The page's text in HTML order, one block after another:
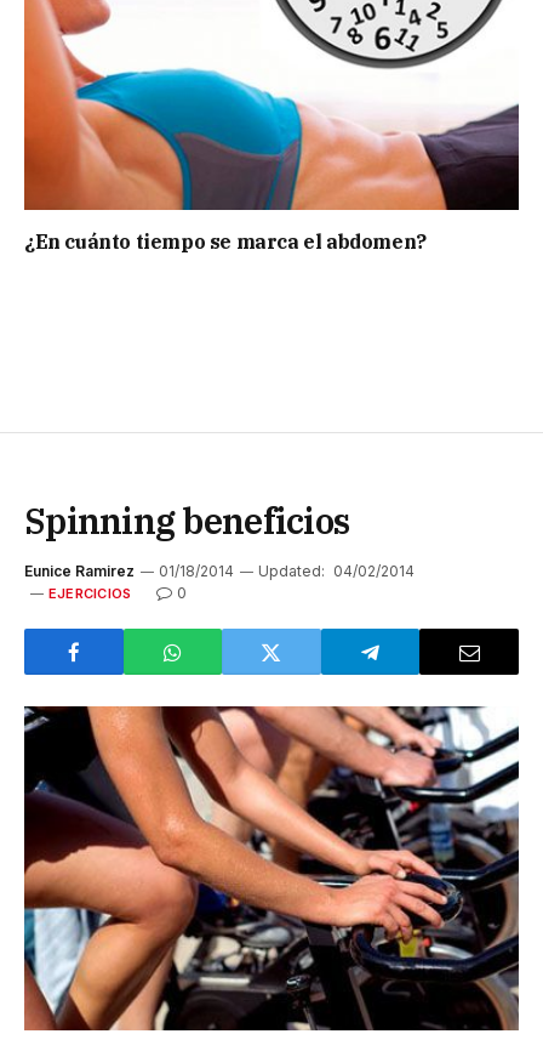
¿En cuánto tiempo se marca el abdomen?
Spinning beneficios
Eunice Ramirez 01/18/2014 Updated: 04/02/2014
EJERCICIOS 0